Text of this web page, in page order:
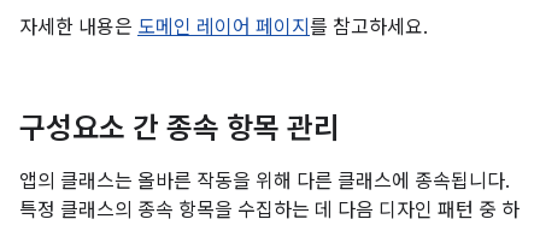
자세한 내용은 도메인 레이어 페이지 를 참고하세요.
구성요소 간 종속 항목 관리
앱의 클래스는 올바른 작동을 위해 다른 클래스에 종속됩니다.
특정 클래스의 종속 항목을 수집하는 데 다음 디자인 패턴 중 하